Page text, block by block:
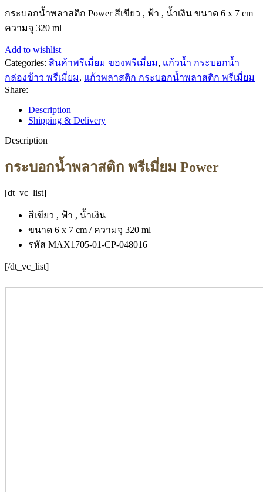
กระบอกน้ำพลาสติก Power สีเขียว , ฟ้า , น้ำเงิน ขนาด 6 x 7 cm
ความจุ 320 ml
Add to wishlist
Categories: สินค้าพรีเมี่ยม ของพรีเมี่ยม, แก้วน้ำ กระบอกน้ำ
กล่องข้าว พรีเมี่ยม, แก้วพลาสติก กระบอกน้ำพลาสติก พรีเมี่ยม
Share:
Description
Shipping & Delivery
Description
กระบอกน้ำพลาสติก พรีเมี่ยม Power
[dt_vc_list]
สีเขียว , ฟ้า , น้ำเงิน
ขนาด 6 x 7 cm / ความจุ 320 ml
รหัส MAX1705-01-CP-048016
[/dt_vc_list]